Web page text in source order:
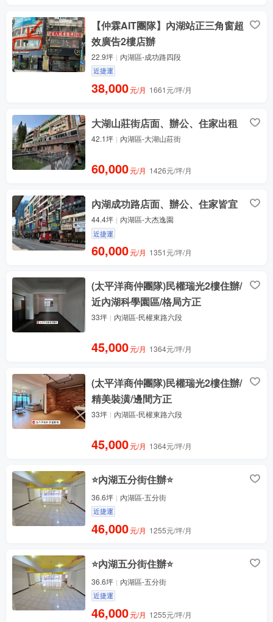
【仲霖AIT團隊】內湖站正三角窗超
效廣告2樓店辦
22.9坪 內湖區-成功路四段
近捷運
38,000元/月 1661元/坪/月
大湖山莊街店面、辦公、住家出租
42.1坪 內湖區-大湖山莊街
60,000元/月 1426元/坪/月
內湖成功路店面、辦公、住家皆宜
44.4坪 內湖區-大杰逸園
近捷運
60,000元/月 1351元/坪/月
(太平洋商仲團隊)民權瑞光2樓住辦/
近內湖科學園區/格局方正
33坪 內湖區-民權東路六段
45,000元/月 1364元/坪/月
(太平洋商仲團隊)民權瑞光2樓住辦/
精美裝潢/邊間方正
33坪 內湖區-民權東路六段
45,000元/月 1364元/坪/月
⭐內湖五分街住辦⭐
36.6坪 內湖區-五分街
近捷運
46,000元/月 1255元/坪/月
⭐內湖五分街住辦⭐
36.6坪 內湖區-五分街
近捷運
46,000元/月 1255元/坪/月